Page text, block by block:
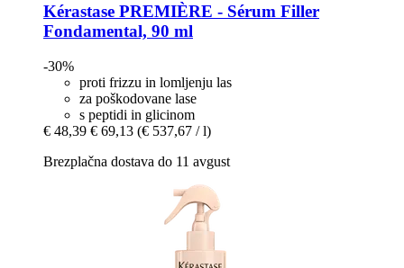
Kérastase PREMIÈRE -​ Sérum Filler
Fondamental, 90 ml
-30%
proti frizzu in lomljenju las
za poškodovane lase
s peptidi in glicinom
€ 48,39 € 69,13 (€ 537,67 / l)
Brezplačna dostava do 11 avgust